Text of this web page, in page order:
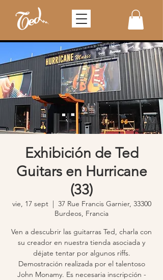
Exhibición de Ted
Guitars en Hurricane
(33)
vie, 17 sept
  |
37 Rue Francis Garnier, 33300
Burdeos, Francia
Ven a descubrir las guitarras Ted, charla con
su creador en nuestra tienda asociada y
déjate tentar por algunos riffs.
Demostración realizada por el talentoso
John Monamy. Es necesaria inscripción -